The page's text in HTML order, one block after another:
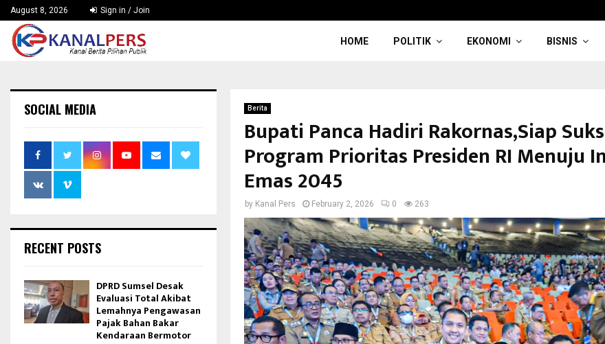
August 8, 2026 Sign in / Join
HOME POLITIK EKONOMI BISNIS
Berita
Bupati Panca Hadiri Rakornas,Siap
Program Prioritas Presiden RI Menuju
Emas 2045
by Kanal Pers February 2, 2026 0 263
SOCIAL MEDIA
RECENT POSTS
DPRD Sumsel Desak
Evaluasi Total Akibat
Lemahnya Pengawasan
Pajak Bahan Bakar
Kendaraan Bermotor